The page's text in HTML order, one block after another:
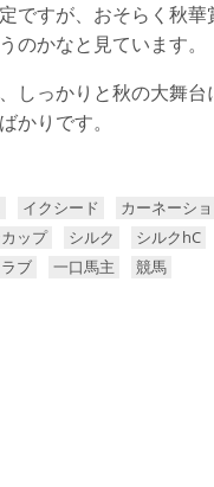
ですが、おそらく秋華
のかなと見ています。
しっかりと秋の大舞台
かりです。
イクシード
カーネーシ
ップ
シルク
シルクhC
ブ
一口馬主 競馬